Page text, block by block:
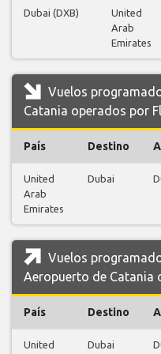
Dubai (DXB)
United
Arab
Emirates
Vuelos
Catania operados por
País Destino
United
Arab
Emirates
Dubai
Vuelos
Aeropuerto de Catania
País Destino
United
Dubai